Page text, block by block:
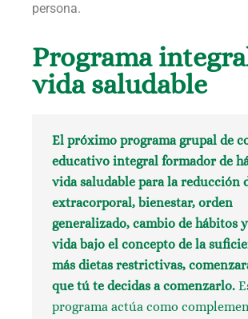
persona.
Programa
vida saludable
El próximo programa grupal de
educativo integral formador de
vida saludable para la reducción
extracorporal, bienestar, orden
generalizado, cambio de hábitos
vida bajo el concepto de la
más dietas restrictivas,
que tú te decidas a comenzarlo.
programa actúa como